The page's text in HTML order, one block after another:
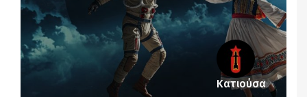
Κατιούσα